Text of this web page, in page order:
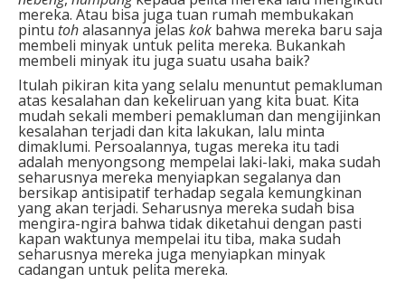
mereka. Atau bisa juga tuan rumah membukakan
pintu tohalasannya jelas kok bahwa mereka baru saja
membeli minyak untuk pelita mereka. Bukankah
membeli minyak itu juga suatu usaha baik?
Itulah pikiran kita yang selalu menuntut pemakluman
atas kesalahan dan kekeliruan yang kita buat. Kita
mudah sekali memberi pemakluman dan mengijinkan
kesalahan terjadi dan kita lakukan, lalu minta
dimaklumi. Persoalannya, tugas mereka itu tadi
adalah menyongsong mempelai laki-laki, maka sudah
seharusnya mereka menyiapkan segalanya dan
bersikap antisipatif terhadap segala kemungkinan
yang akan terjadi. Seharusnya mereka sudah bisa
mengira-ngira bahwa tidak diketahui dengan pasti
kapan waktunya mempelai itu tiba, maka sudah
seharusnya mereka juga menyiapkan minyak
cadangan untuk pelita mereka.